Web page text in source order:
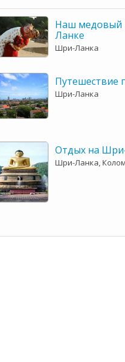
Наш медовый
Ланке
Шри-Ланка
Путешествие
Шри-Ланка
Отдых на
Шри-Ланка,